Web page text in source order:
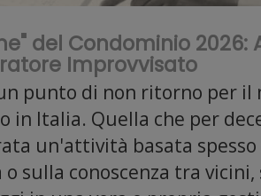
del Condominio 2026:
Improvvisato
punto di non ritorno per il
in Italia. Quella che per
un'attività basata spesso
sulla conoscenza tra vicini,